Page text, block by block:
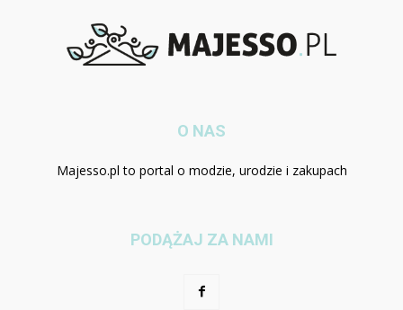
O NAS
Majesso.pl to portal o modzie, urodzie i zakupach
PODĄŻAJ ZA NAMI